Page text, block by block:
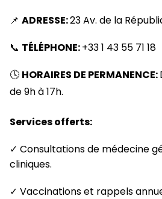
📌 ADRESSE:23 Av. de la
📞 TÉLÉPHONE:+33 1 43 55 71 18
🕓 HORAIRES DE PERMANENCE:
de 9h à 17h.
Services offerts:
✓ Consultations de médecine
cliniques.
✓ Vaccinations et rappels